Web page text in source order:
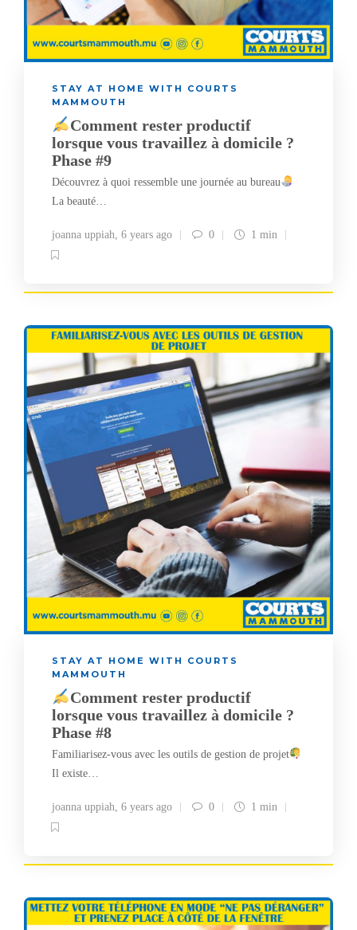
STAY AT HOME WITH COURTS
MAMMOUTH
Comment rester productif
lorsque vous travaillez à domicile ?
Phase #9
Découvrez à quoi ressemble une journée au bureau
La beauté…
joanna uppiah, 6 years ago 0 1 min
STAY AT HOME WITH COURTS
MAMMOUTH
Comment rester productif
lorsque vous travaillez à domicile ?
Phase #8
Familiarisez-vous avec les outils de gestion de projet
Il existe…
joanna uppiah, 6 years ago 0 1 min